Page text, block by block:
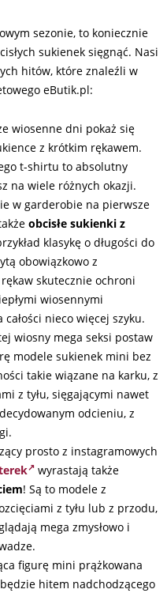
sezonie, to koniecznie
sukienek sięgnąć. Nasi
hitów, które znaleźli w
eButik.pl:
wiosenne dni pokaż się
z krótkim rękawem.
t-shirtu to absolutny
na wiele różnych okazji.
w garderobie na pierwsze
obcisłe sukienki z
klasykę o długości do
obowiązkowo z
skutecznie ochroni
wiosennymi
nieco więcej szyku.
wiosny mega seksi postaw
modele sukienek mini bez
takie wiązane na karku, z
z tyłu, sięgającymi nawet
odcieniu, z
prosto z instagramowych
wyrastają także
! Są to modele z
z tyłu lub z przodu,
mega zmysłowo i
figurę mini prążkowana
hitem nadchodzącego